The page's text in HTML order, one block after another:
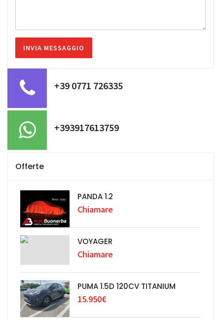
+39 0771 726335
+393917613759
Offerte
PANDA 1.2
Chiamare
VOYAGER
Chiamare
PUMA 1.5D 120CV TITANIUM
15.950€